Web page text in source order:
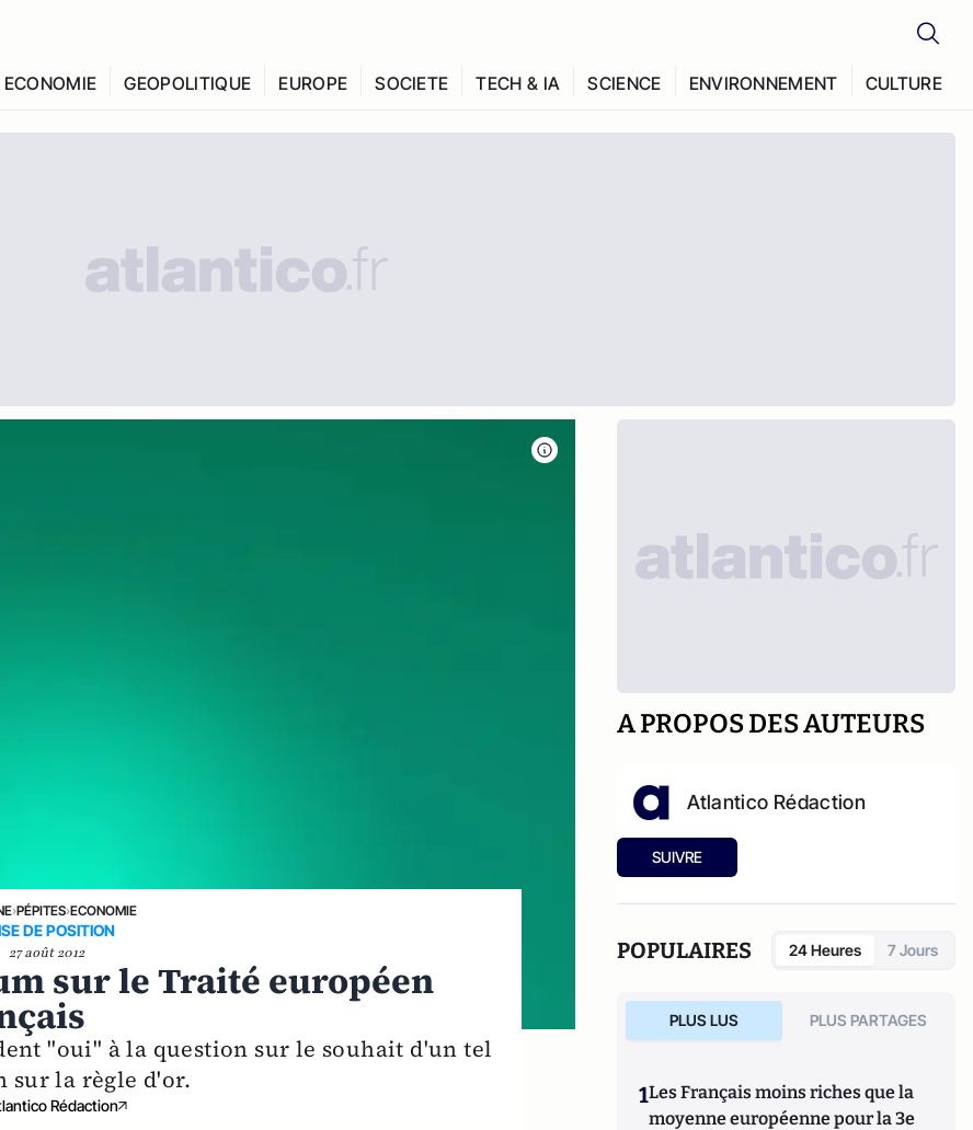
ECONOMIE GEOPOLITIQUE EUROPE SOCIETE TECH & IA SCIENCE ENVIRONNEMENT CULTURE
›PÉPITES›ECONOMIE
DE POSITION
27 août 2012
sur le Traité européen
"oui" à la question sur le souhait d'un tel
sur la règle d'or.
Rédaction
A PROPOS DES AUTEURS
Atlantico Rédaction
SUIVRE
POPULAIRES 24 Heures 7 Jours
PLUS LUS PLUS PARTAGES
1Les Français moins riches que la
moyenne européenne pour la 3e